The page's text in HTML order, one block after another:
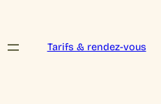
Tarifs & rendez-vous